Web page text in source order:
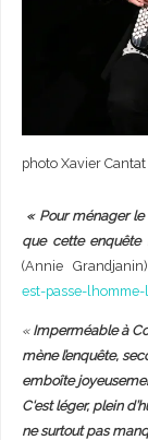
photo Xavier Cantat
« Pour ménager le
que cette enquête
(Annie Grandjanin)
est-passe-
« Imperméable à
mène l’enquête,
emboîte
C‘est léger, plein
ne surtout pas